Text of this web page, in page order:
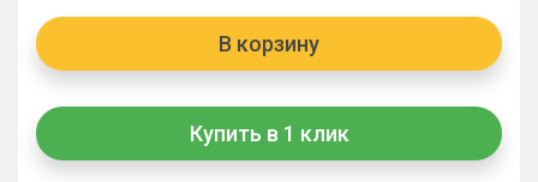
В корзину
Купить в 1 клик